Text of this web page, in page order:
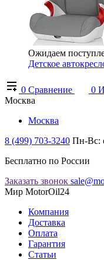
Ожидаем
Детское
0 Сравнение 0
Москва
Москва
8 (499) 703-3240 Пн-Вс:
Бесплатно по России
Заказать звонок
Мир MotorOil24
Компания
Доставка
Оплата
Гарантия
Статьи